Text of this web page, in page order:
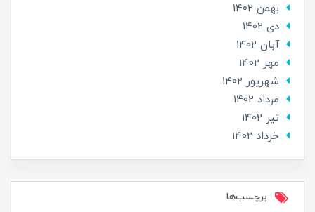
بهمن 1402
دی 1402
آبان 1402
مهر 1402
شهریور 1402
مرداد 1402
تير 1402
خرداد 1402
برچسب‌ها